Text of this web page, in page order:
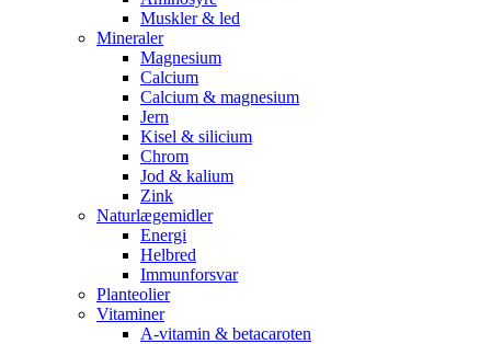
Muskler & led
Mineraler
Magnesium
Calcium
Calcium & magnesium
Jern
Kisel & silicium
Chrom
Jod & kalium
Zink
Naturlægemidler
Energi
Helbred
Immunforsvar
Planteolier
Vitaminer
A-vitamin & betacaroten